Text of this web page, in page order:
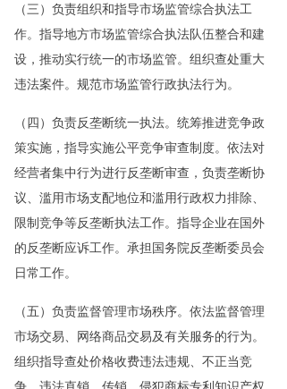
（三）负责组织和指导市场监管综合执法工
作。指导地方市场监管综合执法队伍整合和建
设，推动实行统一的市场监管。组织查处重大
违法案件。规范市场监管行政执法行为。
（四）负责反垄断统一执法。统筹推进竞争政
策实施，指导实施公平竞争审查制度。依法对
经营者集中行为进行反垄断审查，负责垄断协
议、滥用市场支配地位和滥用行政权力排除、
限制竞争等反垄断执法工作。指导企业在国外
的反垄断应诉工作。承担国务院反垄断委员会
日常工作。
（五）负责监督管理市场秩序。依法监督管理
市场交易、网络商品交易及有关服务的行为。
组织指导查处价格收费违法违规、不正当竞